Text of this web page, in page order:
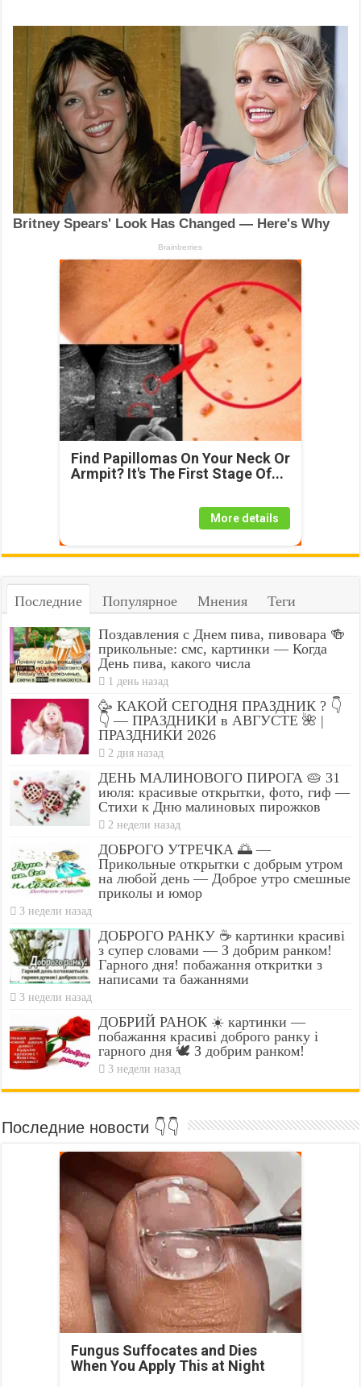
Find Papillomas On Your Neck Or
Armpit? It's The First Stage Of...
More details
Последние Популярное Мнения Теги
Поздавления с Днем пива, пивовара 🍻
прикольные: смс, картинки — Когда
День пива, какого числа
1 день назад
🥳 КАКОЙ СЕГОДНЯ ПРАЗДНИК ? 👇
👇 — ПРАЗДНИКИ в АВГУСТЕ 🌺 |
ПРАЗДНИКИ 2026
2 дня назад
ДЕНЬ МАЛИНОВОГО ПИРОГА 🥧 31
июля: красивые открытки, фото, гиф —
Стихи к Дню малиновых пирожков
2 недели назад
ДОБРОГО УТРЕЧКА 🌅 —
Прикольные открытки с добрым утром
на любой день — Доброе утро смешные
приколы и юмор
3 недели назад
ДОБРОГО РАНКУ ☕ картинки красиві
з супер словами — З добрим ранком!
Гарного дня! побажання откритки з
написами та бажаннями
3 недели назад
ДОБРИЙ РАНОК ☀️ картинки —
побажання красиві доброго ранку і
гарного дня 🕊️ З добрим ранком!
3 недели назад
Последние новости 👇👇
Fungus Suffocates and Dies
When You Apply This at Night